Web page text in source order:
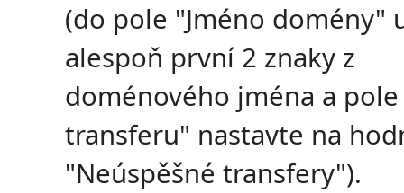
(do pole "Jméno domény"
alespoň první 2 znaky z
doménového jména a pole
transferu" nastavte na
"Neúspěšné transfery").